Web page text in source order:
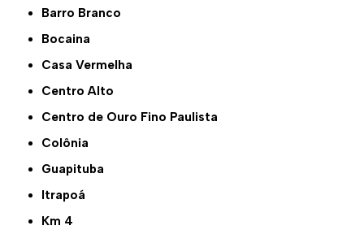
Barro Branco
Bocaina
Casa Vermelha
Centro Alto
Centro de Ouro Fino Paulista
Colônia
Guapituba
Itrapoá
Km 4